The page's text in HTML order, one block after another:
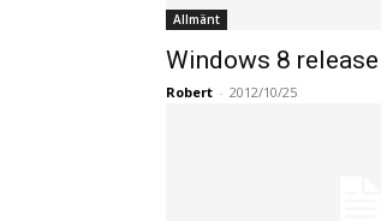
Allmänt
Windows 8
Robert - 2012/10/25